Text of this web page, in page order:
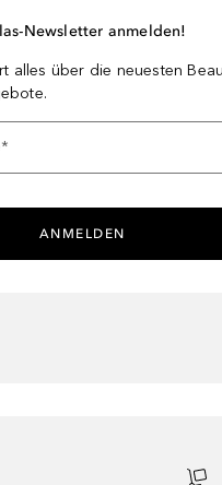
Newsletter anmelden!
alles über die neuesten
*
ANMELDEN